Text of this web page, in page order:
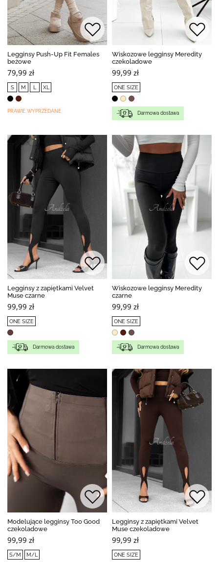
Legginsy Push-Up Fit Females
beżowe
79,99 zł
S M L XL
PRAWIE WYPRZEDANE
Wiskozowe legginsy Meredity
czekoladowe
99,99 zł
ONE SIZE
Darmowa dostawa
Legginsy z zapiętkami Velvet
Muse czarne
99,99 zł
ONE SIZE
Darmowa dostawa
Wiskozowe legginsy Meredity
czarne
99,99 zł
ONE SIZE
Darmowa dostawa
Modelujące legginsy Too Good
czekoladowe
99,99 zł
S/M M/L
Legginsy z zapiętkami Velvet
Muse czekoladowe
99,99 zł
ONE SIZE